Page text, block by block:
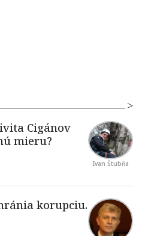
Ivan Štubňa